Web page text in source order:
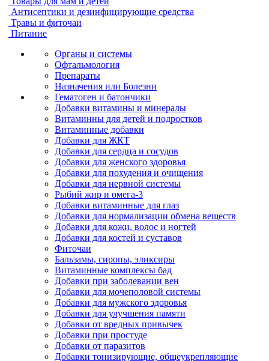
Антисептики и дезинфицирующие средства
Травы и фиточаи
Питание
Органы и системы
Офтальмология
Препараты
Назначения или Болезни
Гематоген и батончики
Добавки витамины и минералы
Витаминны для детей и подростков
Витаминные добавки
Добавки для ЖКТ
Добавки для сердца и сосудов
Добавки для женского здоровья
Добавки для похудения и очищения
Добавки для нервной системы
Рыбий жир и омега-3
Добавки витаминные для глаз
Добавки для нормализации обмена веществ
Добавки для кожи, волос и ногтей
Добавки для костей и суставов
Фиточаи
Бальзамы, сиропы, эликсиры
Витаминные комплексы бад
Добавки при заболевании вен
Добавки для мочеполовой системы
Добавки для мужского здоровья
Добавки для улучшения памяти
Добавки от вредных привычек
Добавки при простуде
Добавки от паразитов
Добавки тонизирующие, общеукрепляющие